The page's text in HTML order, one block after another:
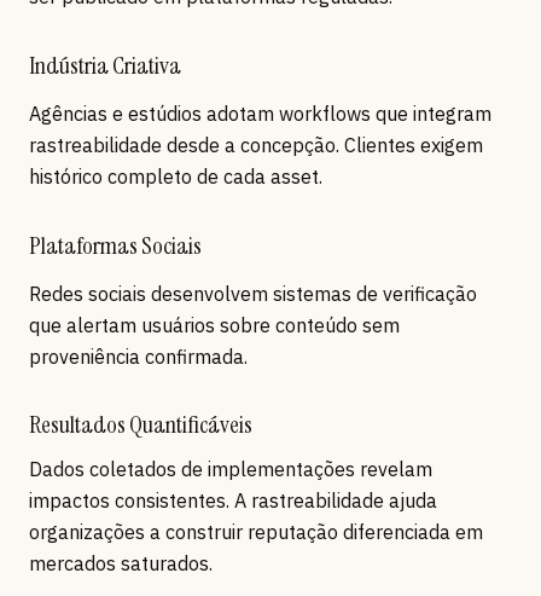
Indústria Criativa
Agências e estúdios adotam workflows que integram
rastreabilidade desde a concepção. Clientes exigem
histórico completo de cada asset.
Plataformas Sociais
Redes sociais desenvolvem sistemas de verificação
que alertam usuários sobre conteúdo sem
proveniência confirmada.
Resultados Quantificáveis
Dados coletados de implementações revelam
impactos consistentes. A rastreabilidade ajuda
organizações a construir reputação diferenciada em
mercados saturados.